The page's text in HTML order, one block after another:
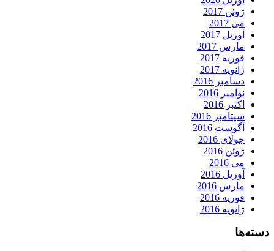
ژوئن 2017
می 2017
آوریل 2017
مارس 2017
فوریه 2017
ژانویه 2017
دسامبر 2016
نوامبر 2016
اکتبر 2016
سپتامبر 2016
آگوست 2016
جولای 2016
ژوئن 2016
می 2016
آوریل 2016
مارس 2016
فوریه 2016
ژانویه 2016
دسته‌ها